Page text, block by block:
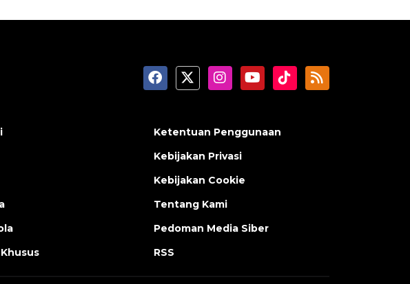
Ketentuan Penggunaan
Kebijakan Privasi
Kebijakan Cookie
Tentang Kami
Pedoman Media Siber
RSS